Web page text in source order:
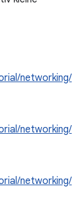
networking/
networking/
networking/